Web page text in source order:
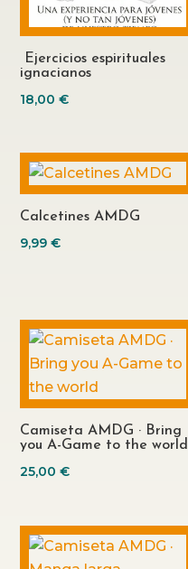
Ejercicios espirituales
ignacianos
18,00€
Calcetines AMDG
9,99€
Camiseta AMDG · Bring
you A-Game to the world
25,00€